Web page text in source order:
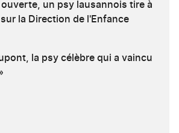
un psy lausannois tire à
la Direction de l'Enfance
la psy célèbre qui a vaincu